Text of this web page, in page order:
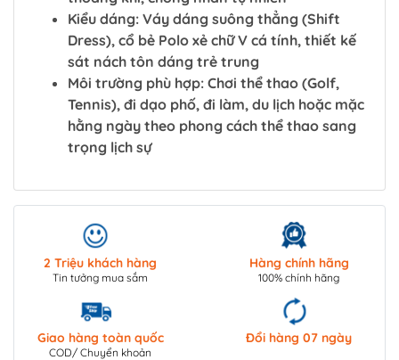
Kiểu dáng: Váy dáng suông thẳng (Shift
Dress), cổ bẻ Polo xẻ chữ V cá tính, thiết kế
sát nách tôn dáng trẻ trung
Môi trường phù hợp: Chơi thể thao (Golf,
Tennis), đi dạo phố, đi làm, du lịch hoặc mặc
hằng ngày theo phong cách thể thao sang
trọng lịch sự
2 Triệu khách hàng
Tin tưởng mua sắm
Hàng chính hãng
100% chính hãng
Giao hàng toàn quốc
COD/ Chuyển khoản
Đổi hàng 07 ngày